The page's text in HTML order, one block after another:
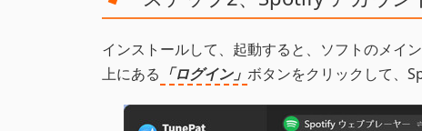
インストールして、起動すると、ソフトのメイ
上にある 「ログイン」 ボタンをクリックして、